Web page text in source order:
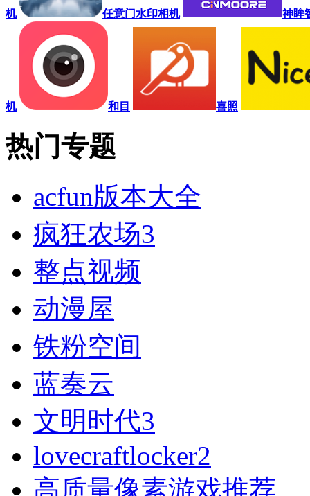
机 任意门水印相机 神眸
机 和目 喜照
热门专题
acfun版本大全
疯狂农场3
整点视频
动漫屋
铁粉空间
蓝奏云
文明时代3
lovecraftlocker2
高质量像素游戏推荐